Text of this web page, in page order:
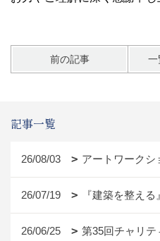
前の記事 一
記事一覧
26/08/03 アートワークシ
26/07/19 『建築を整える』
26/06/25
第35回チャリテ